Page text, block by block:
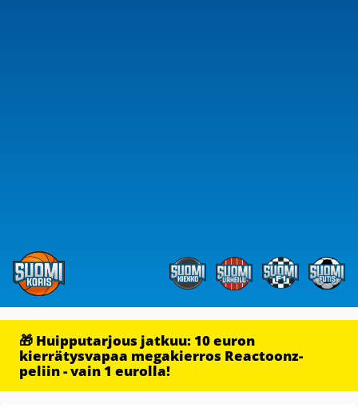
🎁 Huipputarjous jatkuu: 10 euron
kierrätysvapaa megakierros Reactoonz-
peliin - vain 1 eurolla!